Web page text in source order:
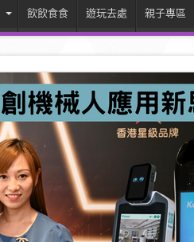
飲飲食食 遊玩去處 親子專區